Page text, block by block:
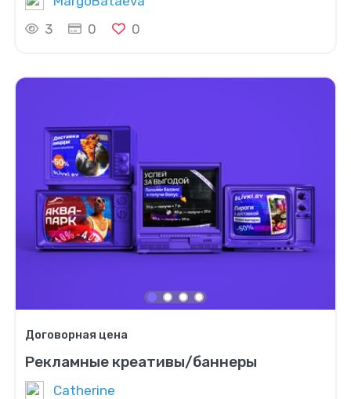
3
0 0
Договорная цена
Рекламные креативы/баннеры
Catherine